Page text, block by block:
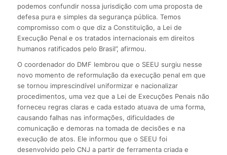
podemos confundir nossa jurisdição com uma proposta de
defesa pura e simples da segurança pública. Temos
compromisso com o que diz a Constituição, a Lei de
Execução Penal e os tratados internacionais em direitos
humanos ratificados pelo Brasil”, afirmou.
O coordenador do DMF lembrou que o SEEU surgiu nesse
novo momento de reformulação da execução penal em que
se tornou imprescindível uniformizar e nacionalizar
procedimentos, uma vez que a Lei de Execuções Penais não
forneceu regras claras e cada estado atuava de uma forma,
causando falhas nas informações, dificuldades de
comunicação e demoras na tomada de decisões e na
execução de atos. Ele informou que o SEEU foi
desenvolvido pelo CNJ a partir de ferramenta criada e